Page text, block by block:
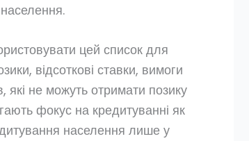
цей список для
відсоткові ставки, вимоги
які не можуть отримати позику
фокус на кредитуванні як
населення лише у